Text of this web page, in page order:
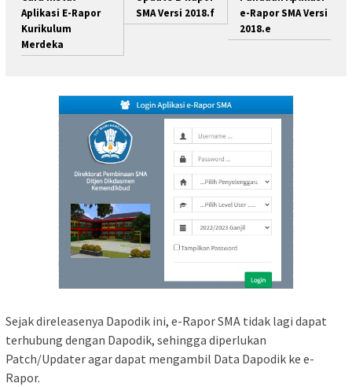
Aplikasi E-Rapor
Kurikulum
Merdeka
SMA Versi 2018.f
e-Rapor SMA Versi
2018.e
Sejak direleasenya Dapodik ini, e-Rapor SMA tidak lagi dapat
terhubung dengan Dapodik, sehingga diperlukan
Patch/Updater agar dapat mengambil Data Dapodik ke e-
Rapor.